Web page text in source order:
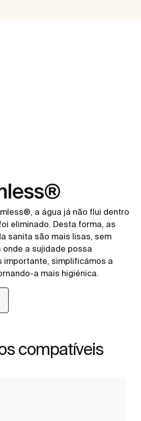
a água já não flui dentro
eliminado. Desta forma, as
sanita são mais lisas, sem
onde a sujidade possa
importante, simplificámos a
a mais higiénica.
compatíveis